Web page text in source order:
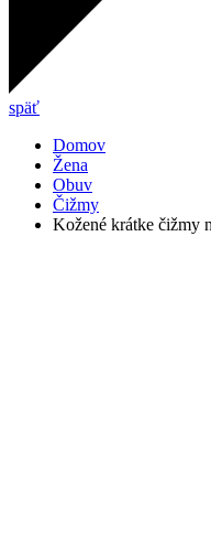
späť
Domov
Žena
Obuv
Čižmy
Kožené krátke čižmy